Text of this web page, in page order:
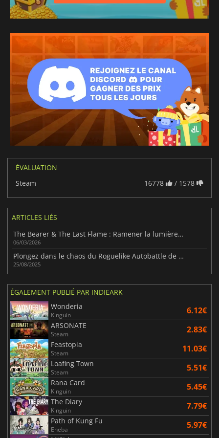
ÉVALUATION
Steam
16778 / 1578
ARTICLES LIÉS
The Bearer & The Last Flame : Ramener la lumière dans le monde
06/03/2026
Plongez dans le chaos du Roguelike Autobattle de Knightica
25/08/2025
ÉGALEMENT PUBLIÉ PAR INDIEARK
Wonderia
Kinguin 6.12€
ARSONATE
Steam 2.83€
Feastopia
Steam 11.03€
Loafing Town
Steam 5.51€
Rana Card
Kinguin 5.45€
The Diary
Kinguin 7.79€
Path of Kung Fu
Eneba 5.97€